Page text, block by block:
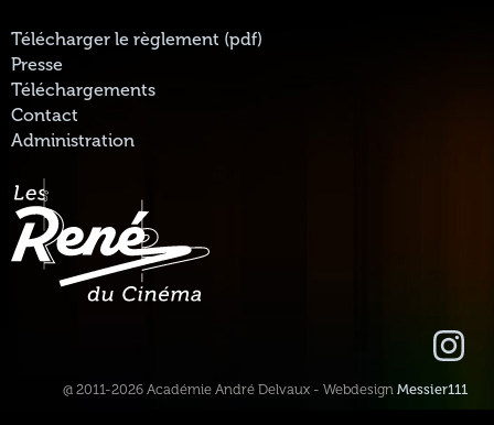
Télécharger le règlement (pdf)
Presse
Téléchargements
Contact
Administration
@ 2011-2026 Académie André Delvaux - WebdesignMessier111